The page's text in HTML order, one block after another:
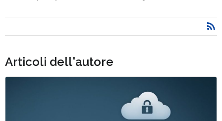
Articoli dell'autore